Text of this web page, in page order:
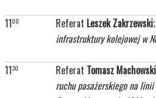
1100 Referat Leszek Zakrzewski;
infrastruktury kolejowej w
1130 Referat Tomasz Machowski
ruchu pasażerskiego na